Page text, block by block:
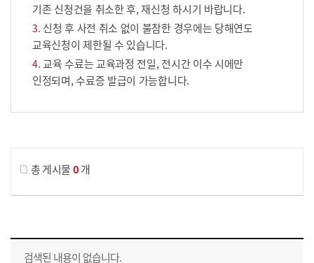
기존 신청건을 취소한 후, 재신청 하시기 바랍니다.
신청 후 사전 취소 없이 불참한 경우에는 당해연도
교육신청이 제한될 수 있습니다.
교육 수료는 교육과정 전일, 전시간 이수 시에만
인정되며, 수료증 발급이 가능합니다.
총 게시물0개
교육신청 목록을 나타낸 표로 회차, 지역, 접수기간, 교육기간, 교육장소, 신청인원/모집인원, 상태로 나뉘어 설명합니다.
검색된 내용이 없습니다.